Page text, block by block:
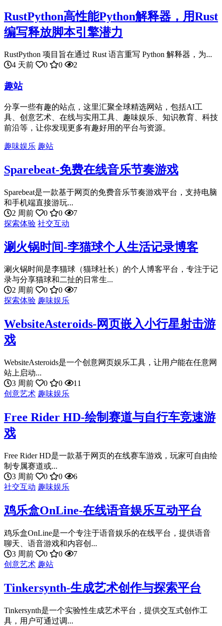
RustPython高性能Python解释器，用Rust
编写释放脚本引擎潜力
RustPython 项目旨在通过 Rust 语言重写 Python 解释器，为...
4 天前
0 0 2
趣站
分享一些有趣的站点，这里汇聚全球精选网站，包括AI工
具、创意艺术、在线与实用工具、趣味娱乐、知识教育、科技
前沿等，让你发现更多有趣好用的平台与资源。
趣味娱乐 趣站
Sparebeat-免费在线音乐节奏游戏
Sparebeat是一款基于网页的免费音乐节奏游戏平台，支持电脑
和手机端直接游玩...
2 周前
0 0
7
探索体验 社交互动
涮火锅时间-李猫球个人生活记录博客
涮火锅时间是李猫球（猫球社长）的个人博客平台，专注于记
录与分享猫球和二扯的日常生...
2 周前
0 0
7
探索体验 趣味娱乐
WebsiteAsteroids-网页嵌入小行星射击游
戏
WebsiteAsteroids是一个创意网页娱乐工具，让用户能在任意网
站上启动...
3 周前
0 0
11
创意艺术 趣味娱乐
Free Rider HD-绘制赛道与自行车竞速游
戏
Free Rider HD是一款基于网页的在线赛车游戏，玩家可自由绘
制专属赛道或...
3 周前
0 0
6
社交互动 趣味娱乐
鸡乐盒OnLine-在线语音娱乐互动平台
鸡乐盒OnLine是一个专注于语音娱乐的在线平台，提供语音
聊天、语音游戏和内容创...
3 周前
0 0
7
创意艺术 趣站
Tinkersynth-生成艺术创作与探索平台
Tinkersynth是一个实验性生成艺术平台，提供交互式创作工
具，用户可通过调...